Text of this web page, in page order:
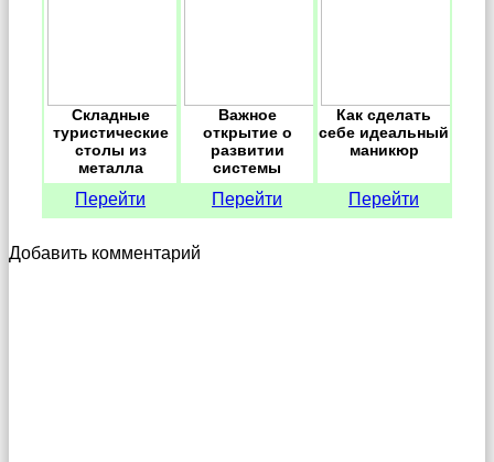
Складные
туристические
столы из
металла
Перейти
Важное
открытие о
развитии
системы
иммунитета
Перейти
Как сделать
себе идеальный
маникюр
Перейти
Добавить комментарий